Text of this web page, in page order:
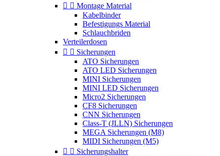
  Montage Material
Kabelbinder
Befestigungs Material
Schlauchbriden
Verteilerdosen
  Sicherungen
ATO Sicherungen
ATO LED Sicherungen
MINI Sicherungen
MINI LED Sicherungen
Micro2 Sicherungen
CF8 Sicherungen
CNN Sicherungen
Class-T (JLLN) Sicherungen
MEGA Sicherungen (M8)
MIDI Sicherungen (M5)
  Sicherungshalter